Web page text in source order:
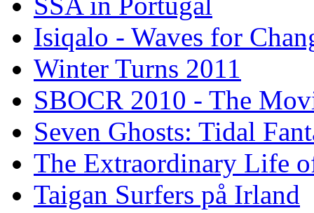
Isiqalo - Waves for
Winter Turns 2011
SBOCR 2010 - The
Seven Ghosts: Tidal
The Extraordinary Life
Taigan Surfers på Irland